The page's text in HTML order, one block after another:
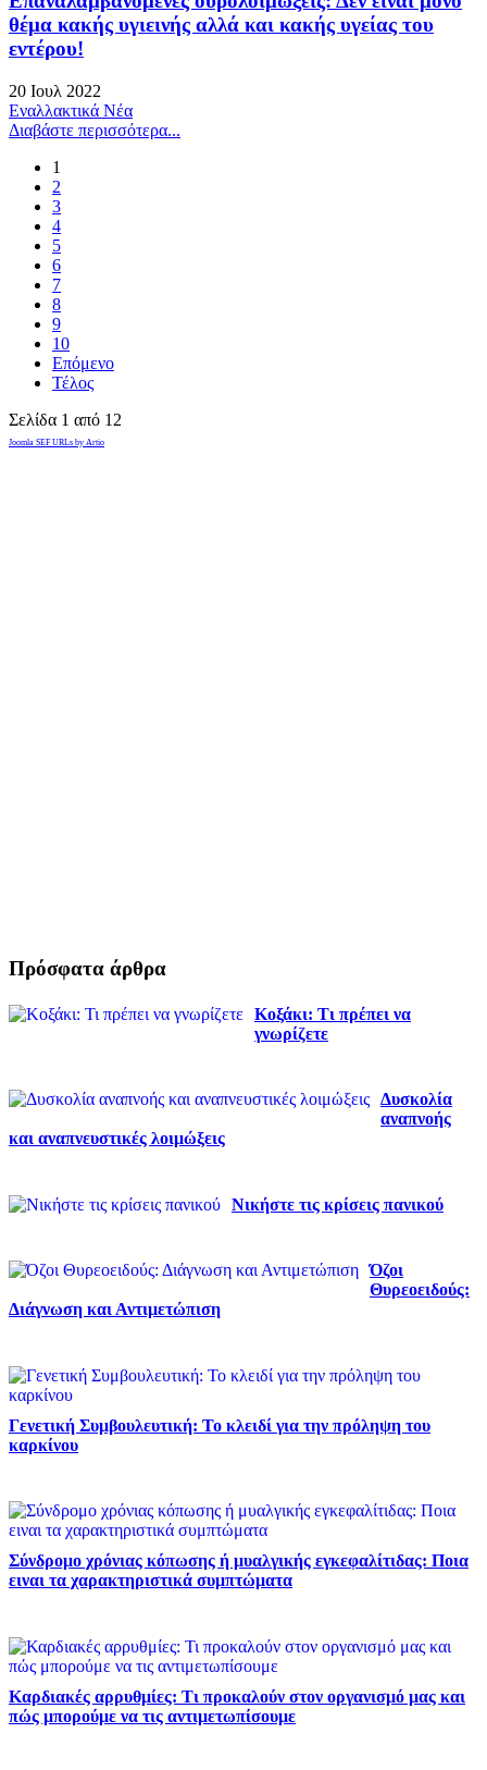
θέμα κακής υγιεινής αλλά και κακής υγείας του
εντέρου!
20 Ιουλ 2022
Εναλλακτικά Νέα
Διαβάστε περισσότερα...
1
2
3
4
5
6
7
8
9
10
Επόμενο
Τέλος
Σελίδα 1 από 12
Joomla SEF URLs by Artio
Πρόσφατα άρθρα
Κοξάκι: Τι πρέπει να
γνωρίζετε
Δυσκολία
αναπνοής
και αναπνευστικές λοιμώξεις
Νικήστε τις κρίσεις πανικού
Όζοι
Θυρεοειδούς:
Διάγνωση και Αντιμετώπιση
Γενετική Συμβουλευτική: Το κλειδί για την πρόληψη του
καρκίνου
Σύνδρομο χρόνιας κόπωσης ή μυαλγικής εγκεφαλίτιδας: Ποια
ειναι τα χαρακτηριστικά συμπτώματα
Καρδιακές αρρυθμίες: Τι προκαλούν στον οργανισμό μας και
πώς μπορούμε να τις αντιμετωπίσουμε